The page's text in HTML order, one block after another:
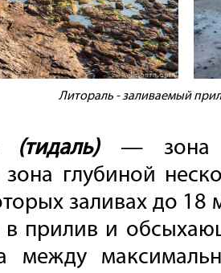
Литораль - заливаемый
(тидаль)— зона
глубиной
заливах до 18
в прилив и
между